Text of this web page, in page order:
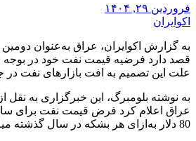
فروردین ۲۹, ۱۴۰۴
اکوایران
به گزارش اکوایران، عراق به‌عنوان دومین
قصد دارد فرضیه قیمت نفت خود در بوجه
علت این تصمیم به افت بازارهای نفت در
به نوشته بلومبرگ، این خبرگزاری به نقل
80 دلار به‌ازای هر بشکه در سال گذشته میلادی خواهد بود.